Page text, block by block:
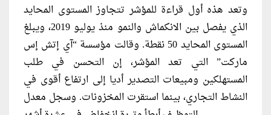
وتعد هذه أول قراءة للمؤشر تتجاوز المستوى المحايد
الذي يفصل بين الانكماش والنمو منذ يوليو 2019، ويبلغ
المستوى المحايد 50 نقطة.
وقالت مؤسسة “آي إتش إس
ماركت” التي تعد المؤشر، إن التحسن في طلب
المستهلكين ومبيعات التصدير أديا إلى ارتفاع أقوى في
النشاط التجاري، بينما استقرت المخزونات. وسجل معدل